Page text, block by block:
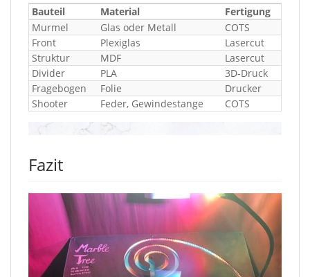
Bauteil Material
Fertigung
Murmel
Glas oder Metall
COTS
Front
Plexiglas
Lasercut
Struktur
MDF
Lasercut
Divider
PLA
3D-Druck
Fragebogen
Folie
Drucker
Shooter
Feder, Gewindestange COTS
Fazit